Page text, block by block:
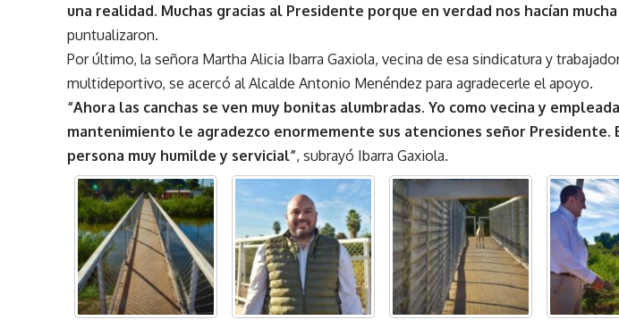
una realidad. Muchas gracias al Presidente porque en verdad nos hacían
puntualizaron.
Por último, la señora Martha Alicia Ibarra Gaxiola, vecina de esa sindicatura y
multideportivo, se acercó al Alcalde Antonio Menéndez para agradecerle el apoyo.
“Ahora las canchas se ven muy bonitas alumbradas. Yo como vecina y
mantenimiento le agradezco enormemente sus atenciones señor Presidente.
persona muy humilde y servicial”, subrayó Ibarra Gaxiola.